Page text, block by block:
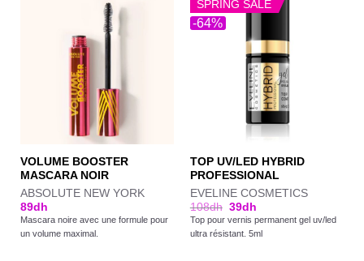
VOLUME BOOSTER
MASCARA NOIR
ABSOLUTE NEW YORK
89dh
Mascara noire avec une formule pour
un volume maximal.
-64%
SPRING SALE
TOP UV/LED HYBRID
PROFESSIONAL
EVELINE COSMETICS
108dh 39dh
Top pour vernis permanent gel uv/led
ultra résistant. 5ml